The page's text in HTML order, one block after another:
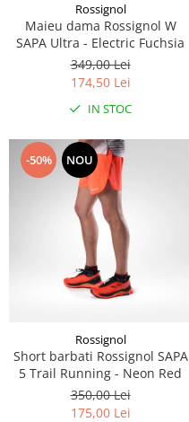
Rossignol
Maieu dama Rossignol W
SAPA Ultra - Electric Fuchsia
349,00 Lei
174,50 Lei
IN STOC
-50% NOU
Rossignol
Short barbati Rossignol SAPA
5 Trail Running - Neon Red
350,00 Lei
175,00 Lei